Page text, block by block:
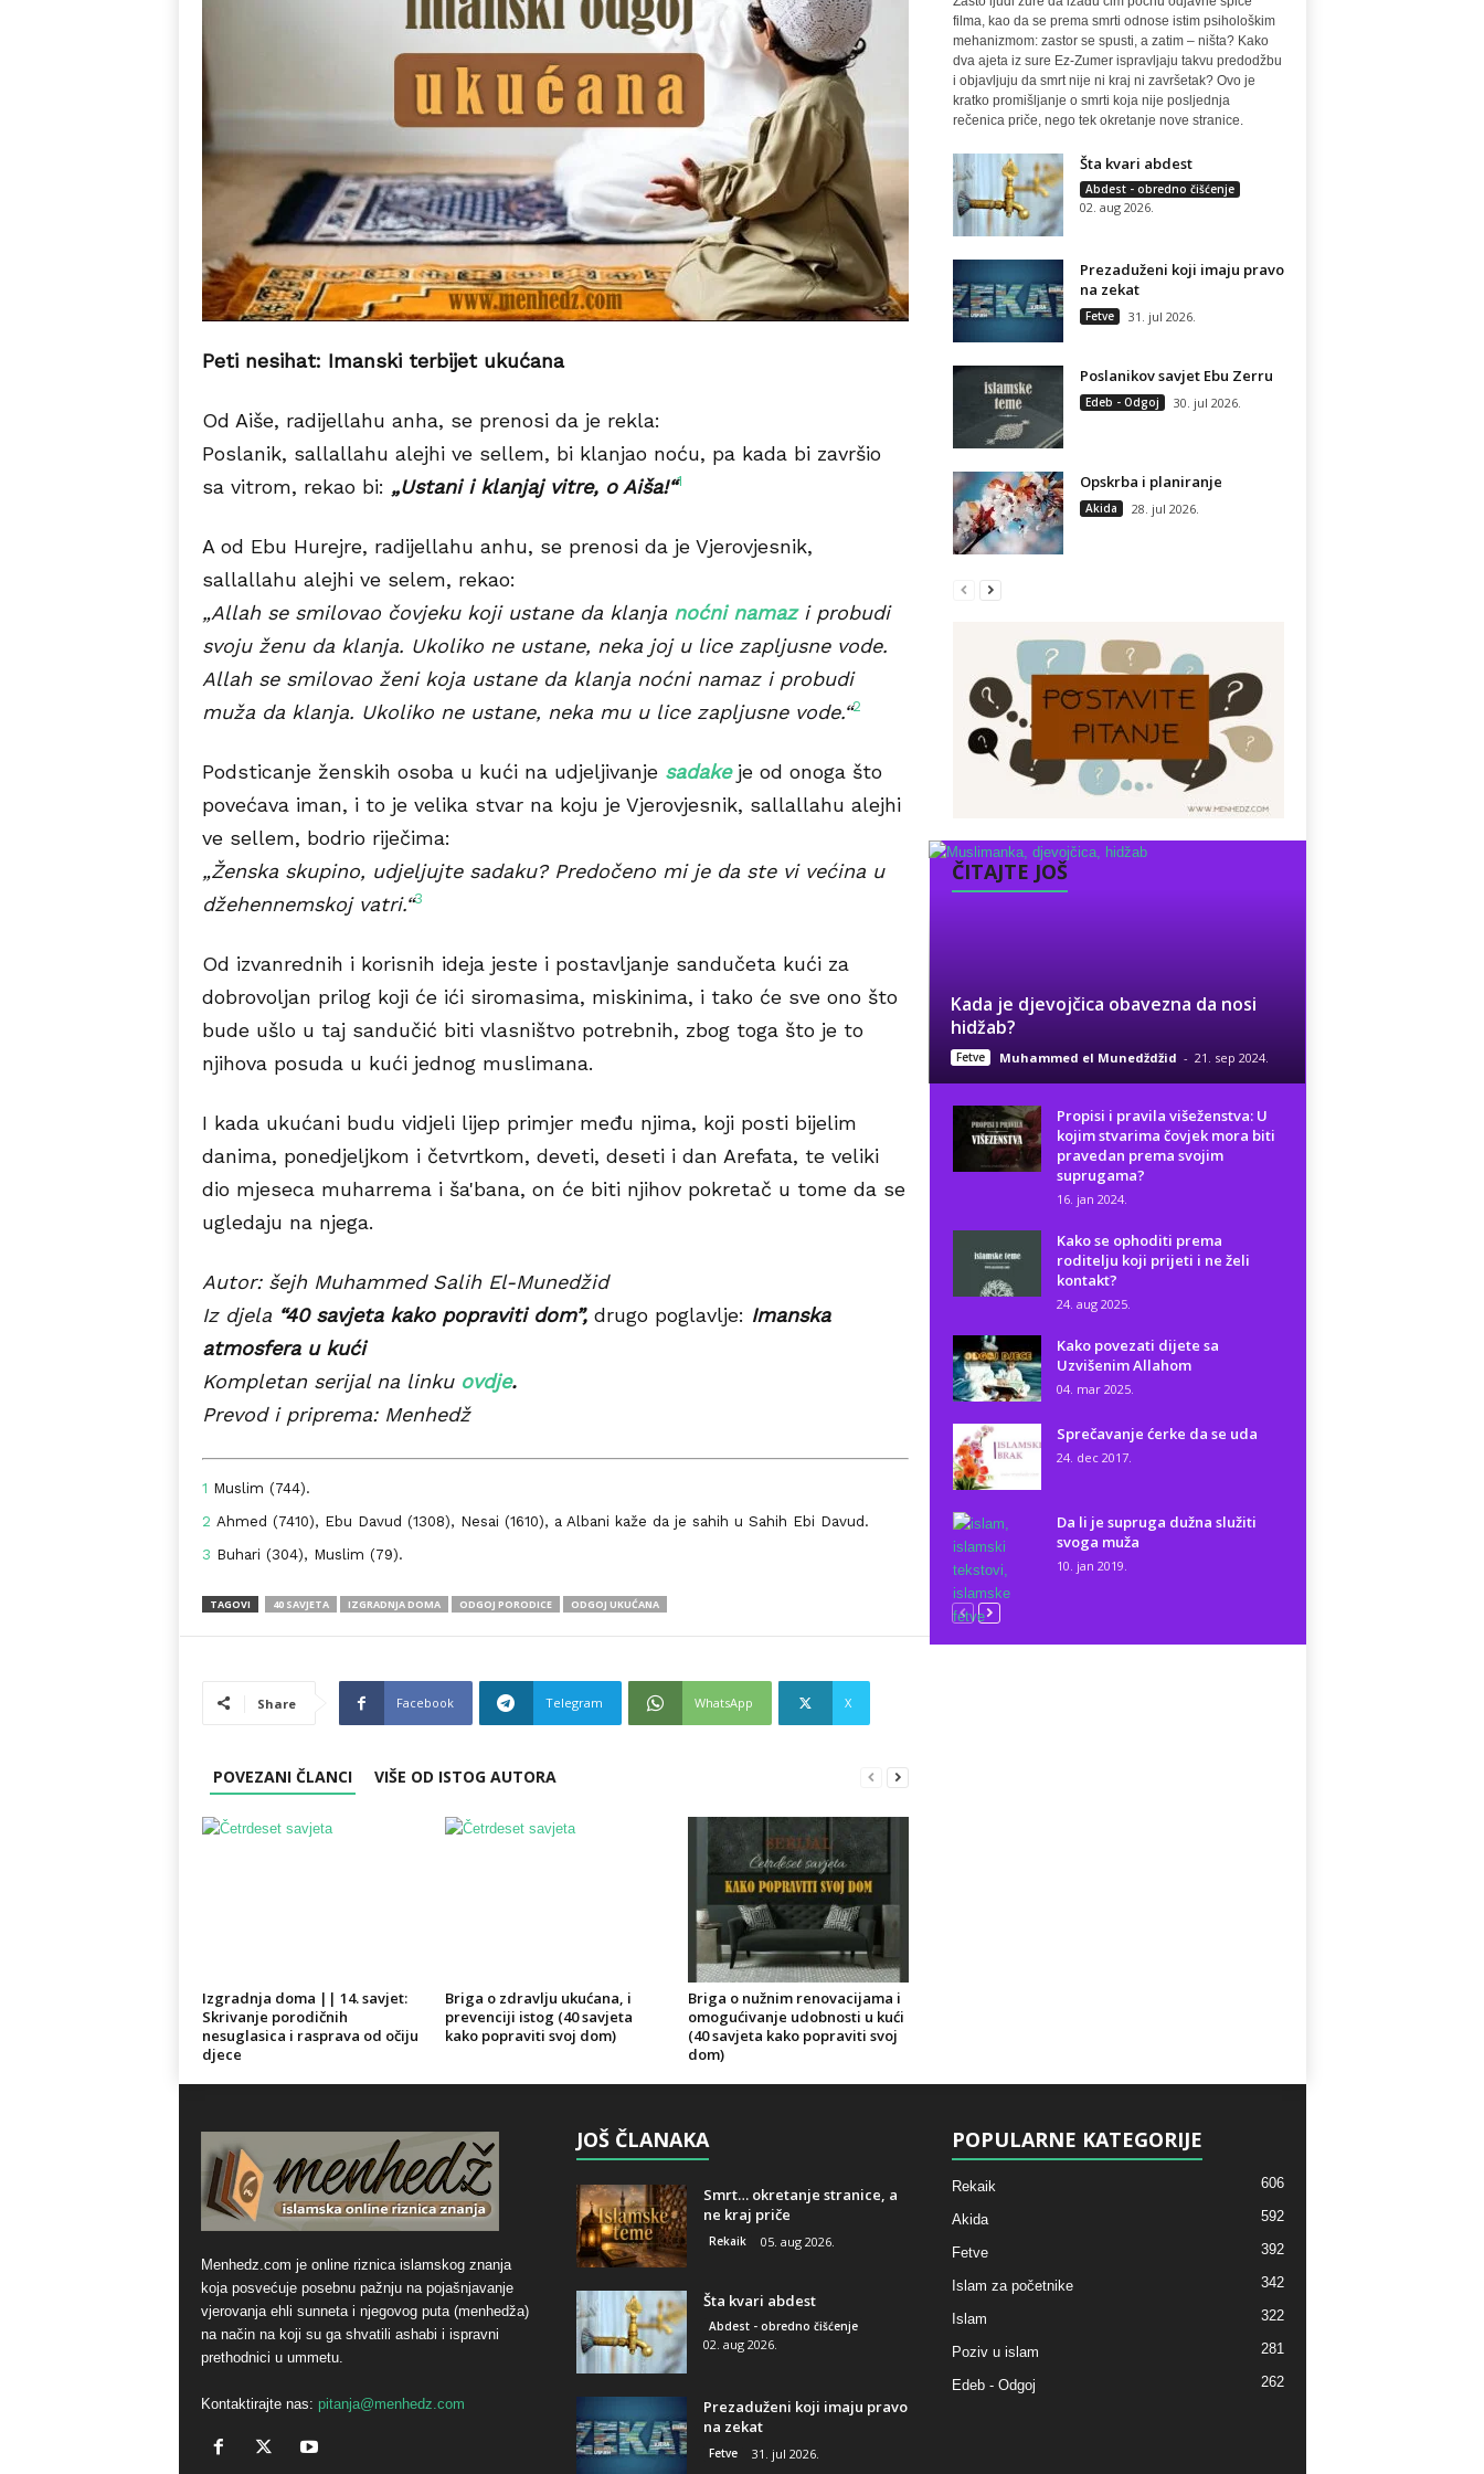
Peti nesihat: Imanski terbijet ukućana
Od Aiše, radijellahu anha, se prenosi da je rekla:
Poslanik, sallallahu alejhi ve sellem, bi klanjao noću, pa kada bi završio
sa vitrom, rekao bi: „Ustani i klanjaj vitre, o Aiša!“1
A od Ebu Hurejre, radijellahu anhu, se prenosi da je Vjerovjesnik,
sallallahu alejhi ve selem, rekao:
„Allah se smilovao čovjeku koji ustane da klanja noćni namazi probudi
svoju ženu da klanja. Ukoliko ne ustane, neka joj u lice zapljusne vode.
Allah se smilovao ženi koja ustane da klanja noćni namaz i probudi
muža da klanja. Ukoliko ne ustane, neka mu u lice zapljusne vode.“2
Podsticanje ženskih osoba u kući na udjeljivanje sadakeje od onoga što
povećava iman, i to je velika stvar na koju je Vjerovjesnik, sallallahu alejhi
ve sellem, bodrio riječima:
„Ženska skupino, udjeljujte sadaku? Predočeno mi je da ste vi većina u
džehennemskoj vatri.“3
Od izvanrednih i korisnih ideja jeste i postavljanje sandučeta kući za
dobrovoljan prilog koji će ići siromasima, miskinima, i tako će sve ono što
bude ušlo u taj sandučić biti vlasništvo potrebnih, zbog toga što je to
njihova posuda u kući jednog muslimana.
I kada ukućani budu vidjeli lijep primjer među njima, koji posti bijelim
danima, ponedjeljkom i četvrtkom, deveti, deseti i dan Arefata, te veliki
dio mjeseca muharrema i ša'bana, on će biti njihov pokretač u tome da se
ugledaju na njega.
Autor: šejh Muhammed Salih El-Munedžid
Iz djela “40 savjeta kako popraviti dom”, drugo poglavlje: Imanska
atmosfera u kući
Kompletan serijal na linku ovdje.
Prevod i priprema: Menhedž
1 Muslim (744).
2 Ahmed (7410), Ebu Davud (1308), Nesai (1610), a Albani kaže da je sahih u Sahih Ebi Davud.
3 Buhari (304), Muslim (79).
TAGOVI 40 SAVJETA IZGRADNJA DOMA ODGOJ PORODICE ODGOJ UKUĆANA
Share Facebook Telegram WhatsApp X
POVEZANI ČLANCI VIŠE OD ISTOG AUTORA
Izgradnja doma || 14. savjet:
Skrivanje porodičnih
nesuglasica i rasprava od očiju
djece
Briga o zdravlju ukućana, i
prevenciji istog (40 savjeta
kako popraviti svoj dom)
Briga o nužnim renovacijama i
omogućivanje udobnosti u kući
(40 savjeta kako popraviti svoj
dom)
filma, kao da se prema smrti odnose istim psihološkim
mehanizmom: zastor se spusti, a zatim – ništa? Kako
dva ajeta iz sure Ez-Zumer ispravljaju takvu predodžbu
i objavljuju da smrt nije ni kraj ni završetak? Ovo je
kratko promišljanje o smrti koja nije posljednja
rečenica priče, nego tek okretanje nove stranice.
Šta kvari abdest
Abdest - obredno čišćenje
02. aug 2026.
Prezaduženi koji imaju pravo
na zekat
Fetve 31. jul 2026.
Poslanikov savjet Ebu Zerru
Edeb - Odgoj 30. jul 2026.
Opskrba i planiranje
Akida 28. jul 2026.
ČITAJTE JOŠ
Kada je djevojčica obavezna da nosi
hidžab?
Fetve Muhammed el Munedždžid - 21. sep 2024.
Propisi i pravila višeženstva: U
kojim stvarima čovjek mora biti
pravedan prema svojim
suprugama?
16. jan 2024.
Kako se ophoditi prema
roditelju koji prijeti i ne želi
kontakt?
24. aug 2025.
Kako povezati dijete sa
Uzvišenim Allahom
04. mar 2025.
Sprečavanje ćerke da se uda
24. dec 2017.
Da li je supruga dužna služiti
svoga muža
10. jan 2019.
Menhedz.com je online riznica islamskog znanja
koja posvećuje posebnu pažnju na pojašnjavanje
vjerovanja ehli sunneta i njegovog puta (menhedža)
na način na koji su ga shvatili ashabi i ispravni
prethodnici u ummetu.
Kontaktirajte nas: pitanja@menhedz.com
JOŠ ČLANAKA
Smrt… okretanje stranice, a
ne kraj priče
Rekaik 05. aug 2026.
Šta kvari abdest
Abdest - obredno čišćenje
02. aug 2026.
Prezaduženi koji imaju pravo
na zekat
Fetve 31. jul 2026.
POPULARNE KATEGORIJE
Rekaik 606
Akida 592
Fetve 392
Islam za početnike 342
Islam 322
Poziv u islam 281
Edeb - Odgoj 262